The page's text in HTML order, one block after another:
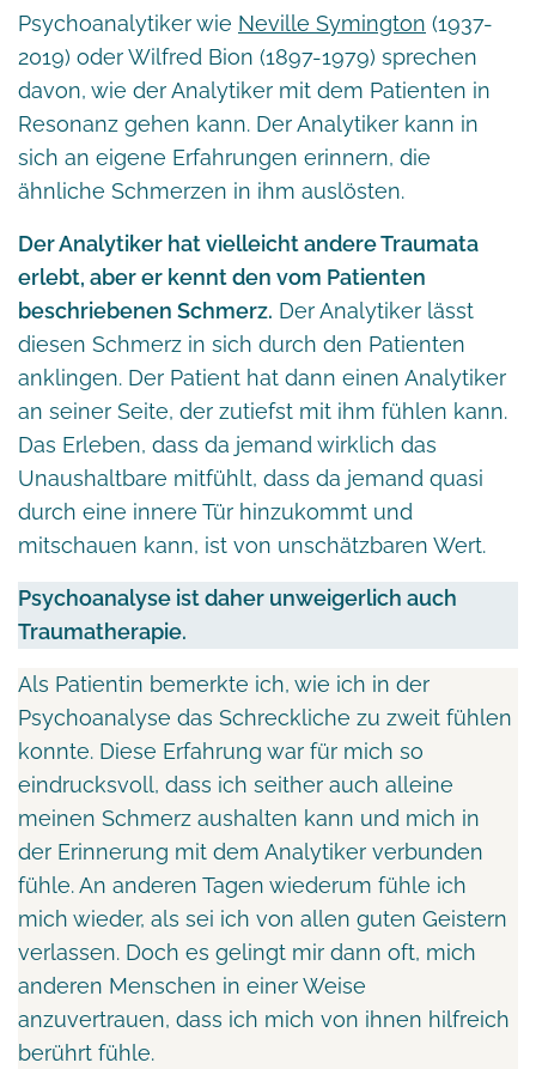
Psychoanalytiker wie Neville Symington (1937-
2019) oder Wilfred Bion (1897-1979) sprechen
davon, wie der Analytiker mit dem Patienten in
Resonanz gehen kann. Der Analytiker kann in
sich an eigene Erfahrungen erinnern, die
ähnliche Schmerzen in ihm auslösten.
Der Analytiker hat vielleicht andere Traumata
erlebt, aber er kennt den vom Patienten
beschriebenen Schmerz. Der Analytiker lässt
diesen Schmerz in sich durch den Patienten
anklingen. Der Patient hat dann einen Analytiker
an seiner Seite, der zutiefst mit ihm fühlen kann.
Das Erleben, dass da jemand wirklich das
Unaushaltbare mitfühlt, dass da jemand quasi
durch eine innere Tür hinzukommt und
mitschauen kann, ist von unschätzbaren Wert.
Psychoanalyse ist daher unweigerlich auch
Traumatherapie.
Als Patientin bemerkte ich, wie ich in der
Psychoanalyse das Schreckliche zu zweit fühlen
konnte. Diese Erfahrung war für mich so
eindrucksvoll, dass ich seither auch alleine
meinen Schmerz aushalten kann und mich in
der Erinnerung mit dem Analytiker verbunden
fühle. An anderen Tagen wiederum fühle ich
mich wieder, als sei ich von allen guten Geistern
verlassen. Doch es gelingt mir dann oft, mich
anderen Menschen in einer Weise
anzuvertrauen, dass ich mich von ihnen hilfreich
berührt fühle.